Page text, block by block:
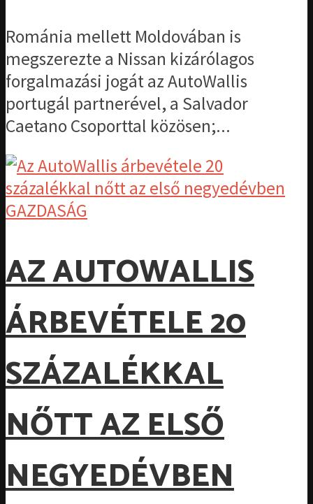
Románia mellett Moldovában is
megszerezte a Nissan kizárólagos
forgalmazási jogát az AutoWallis
portugál partnerével, a Salvador
Caetano Csoporttal közösen;...
GAZDASÁG
AZ AUTOWALLIS
ÁRBEVÉTELE 20
SZÁZALÉKKAL
NŐTT AZ ELSŐ
NEGYEDÉVBEN